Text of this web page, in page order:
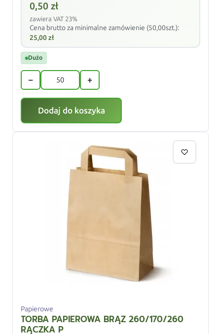
0,50zł
zawiera VAT 23%
Cena brutto za minimalne zamówienie (50,00szt.):
25,00zł
Dużo
− +
Dodaj do koszyka
Papierowe
TORBA PAPIEROWA BRĄZ 260/170/260
RĄCZKA P